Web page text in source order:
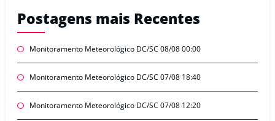
Postagens mais Recentes
Monitoramento Meteorológico DC/SC 08/08 00:00
Monitoramento Meteorológico DC/SC 07/08 18:40
Monitoramento Meteorológico DC/SC 07/08 12:20